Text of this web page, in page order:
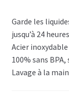
Garde les
jusqu’à 24 heures
Acier
100% sans
Lavage à la